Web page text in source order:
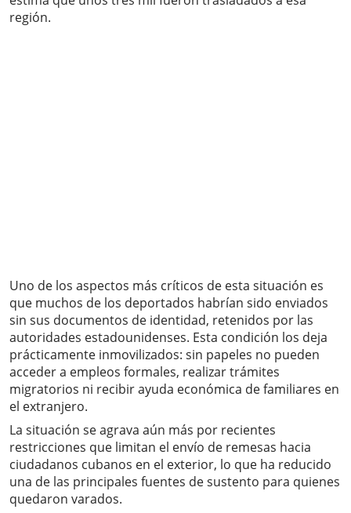
región.
Uno de los aspectos más críticos de esta situación es
que muchos de los deportados habrían sido enviados
sin sus documentos de identidad, retenidos por las
autoridades estadounidenses. Esta condición los deja
prácticamente inmovilizados: sin papeles no pueden
acceder a empleos formales, realizar trámites
migratorios ni recibir ayuda económica de familiares en
el extranjero.
La situación se agrava aún más por recientes
restricciones que limitan el envío de remesas hacia
ciudadanos cubanos en el exterior, lo que ha reducido
una de las principales fuentes de sustento para quienes
quedaron varados.